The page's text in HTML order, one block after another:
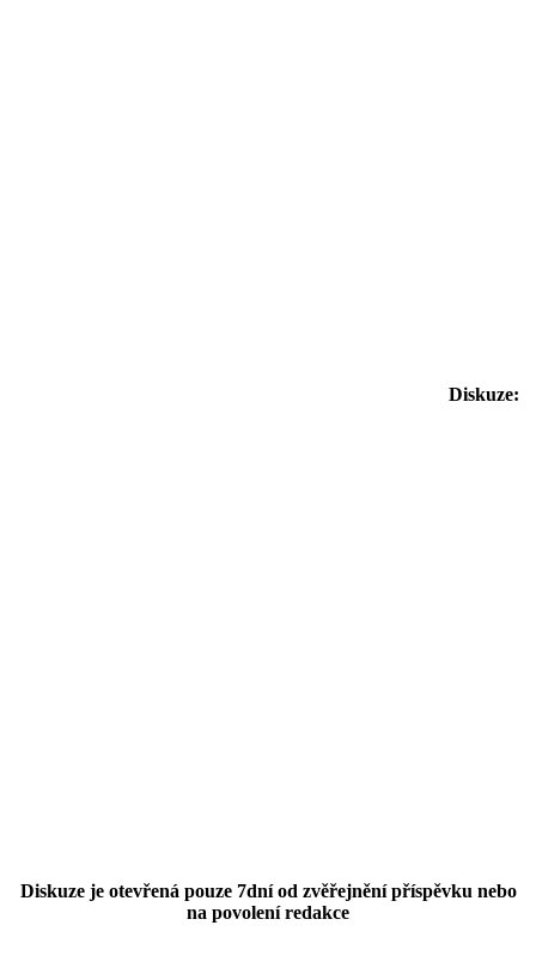
Diskuze:
Diskuze je otevřená pouze 7dní od zvěřejnění příspěvku nebo
na povolení redakce